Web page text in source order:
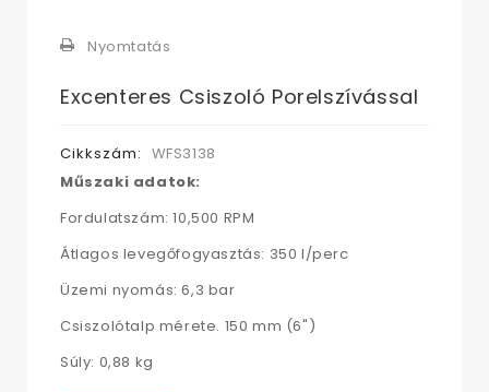
Nyomtatás
Excenteres Csiszoló Porelszívással
Cikkszám: WFS3138
Műszaki adatok:
Fordulatszám: 10,500 RPM
Átlagos levegőfogyasztás: 350 l/perc
Üzemi nyomás: 6,3 bar
Csiszolótalp mérete. 150 mm (6")
Súly: 0,88 kg